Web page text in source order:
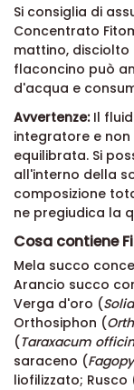
Si consiglia di
Concentrato
mattino, disciolto
flaconcino può
d'acqua e
Avvertenze: Il
integratore e
equilibrata. Si
all'interno della
composizione
ne pregiudica la
Cosa contiene
Mela succo
Arancio succo
Verga d'oro (
Orthosiphon (
(Taraxacum
saraceno (
liofilizzato; Rusco